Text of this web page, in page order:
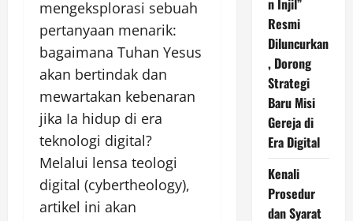
mengeksplorasi sebuah
pertanyaan menarik:
bagaimana Tuhan Yesus
akan bertindak dan
mewartakan kebenaran
jika Ia hidup di era
teknologi digital?
Melalui lensa teologi
digital (cybertheology),
artikel ini akan
n Injil”
Resmi
Diluncurkan
, Dorong
Strategi
Baru Misi
Gereja di
Era Digital
Kenali
Prosedur
dan Syarat